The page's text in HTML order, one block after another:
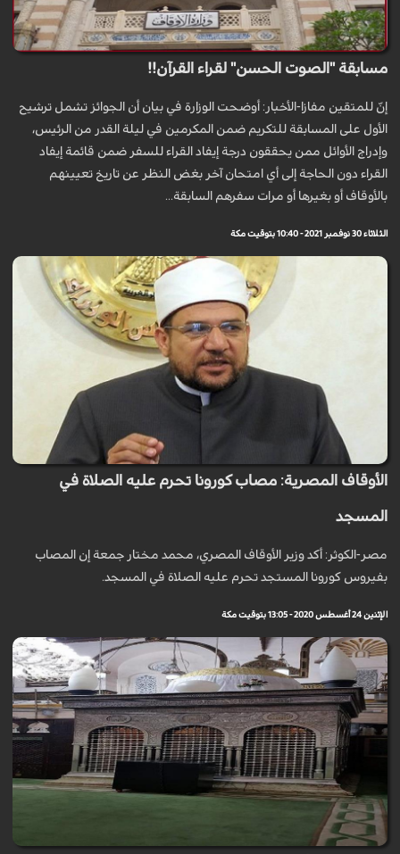
مسابقة "الصوت الحسن" لقراء القرآن!!
إنّ للمتقين مفازا-الأخبار: أوضحت الوزارة في بيان أن الجوائز تشمل ترشيح
الأول على المسابقة للتكريم ضمن المكرمين في ليلة القدر من الرئيس،
وإدراج الأوائل ممن يحققون درجة إيفاد القراء للسفر ضمن قائمة إيفاد
القراء دون الحاجة إلى أي امتحان آخر بغض النظر عن تاريخ تعيينهم
بالأوقاف أو بغيرها أو مرات سفرهم السابقة...
الثلاثاء 30 نوفمبر 2021 - 10:40 بتوقيت مكة
الأوقاف المصرية: مصاب كورونا تحرم عليه الصلاة في
المسجد
مصر-الكوثر: أكد وزير الأوقاف المصري، محمد مختار جمعة إن المصاب
بفيروس كورونا المستجد تحرم عليه الصلاة في المسجد.
الإثنين 24 أغسطس 2020 - 13:05 بتوقيت مكة